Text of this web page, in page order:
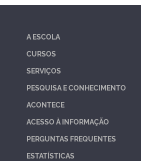
A ESCOLA
CURSOS
SERVIÇOS
PESQUISA E CONHECIMENTO
ACONTECE
ACESSO À INFORMAÇÃO
PERGUNTAS FREQUENTES
ESTATÍSTICAS